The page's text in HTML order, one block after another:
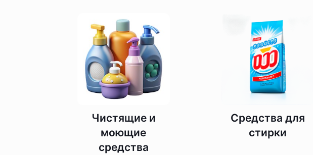
Чистящие и
моющие
средства
Средства для
стирки